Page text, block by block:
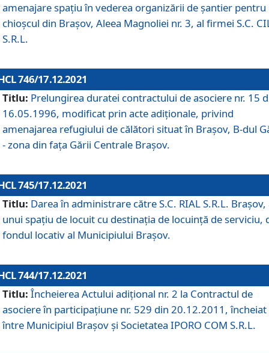
amenajare spațiu în vederea organizării de șantier pentru
chioșcul din Brașov, Aleea Magnoliei nr. 3, al firmei S.C.
S.R.L.
746/17.12.2021
Titlu: Prelungirea duratei contractului de asociere nr. 15
16.05.1996, modificat prin acte adiționale, privind
amenajarea refugiului de călători situat în Brașov, B-dul
- zona din faţa Gării Centrale Brașov.
745/17.12.2021
Titlu: Darea în administrare către S.C. RIAL S.R.L. Brașov,
unui spațiu de locuit cu destinația de locuință de serviciu,
fondul locativ al Municipiului Brașov.
744/17.12.2021
Titlu: Încheierea Actului adițional nr. 2 la Contractul de
asociere în participațiune nr. 529 din 20.12.2011, încheiat
între Municipiul Brașov și Societatea IPORO COM S.R.L.